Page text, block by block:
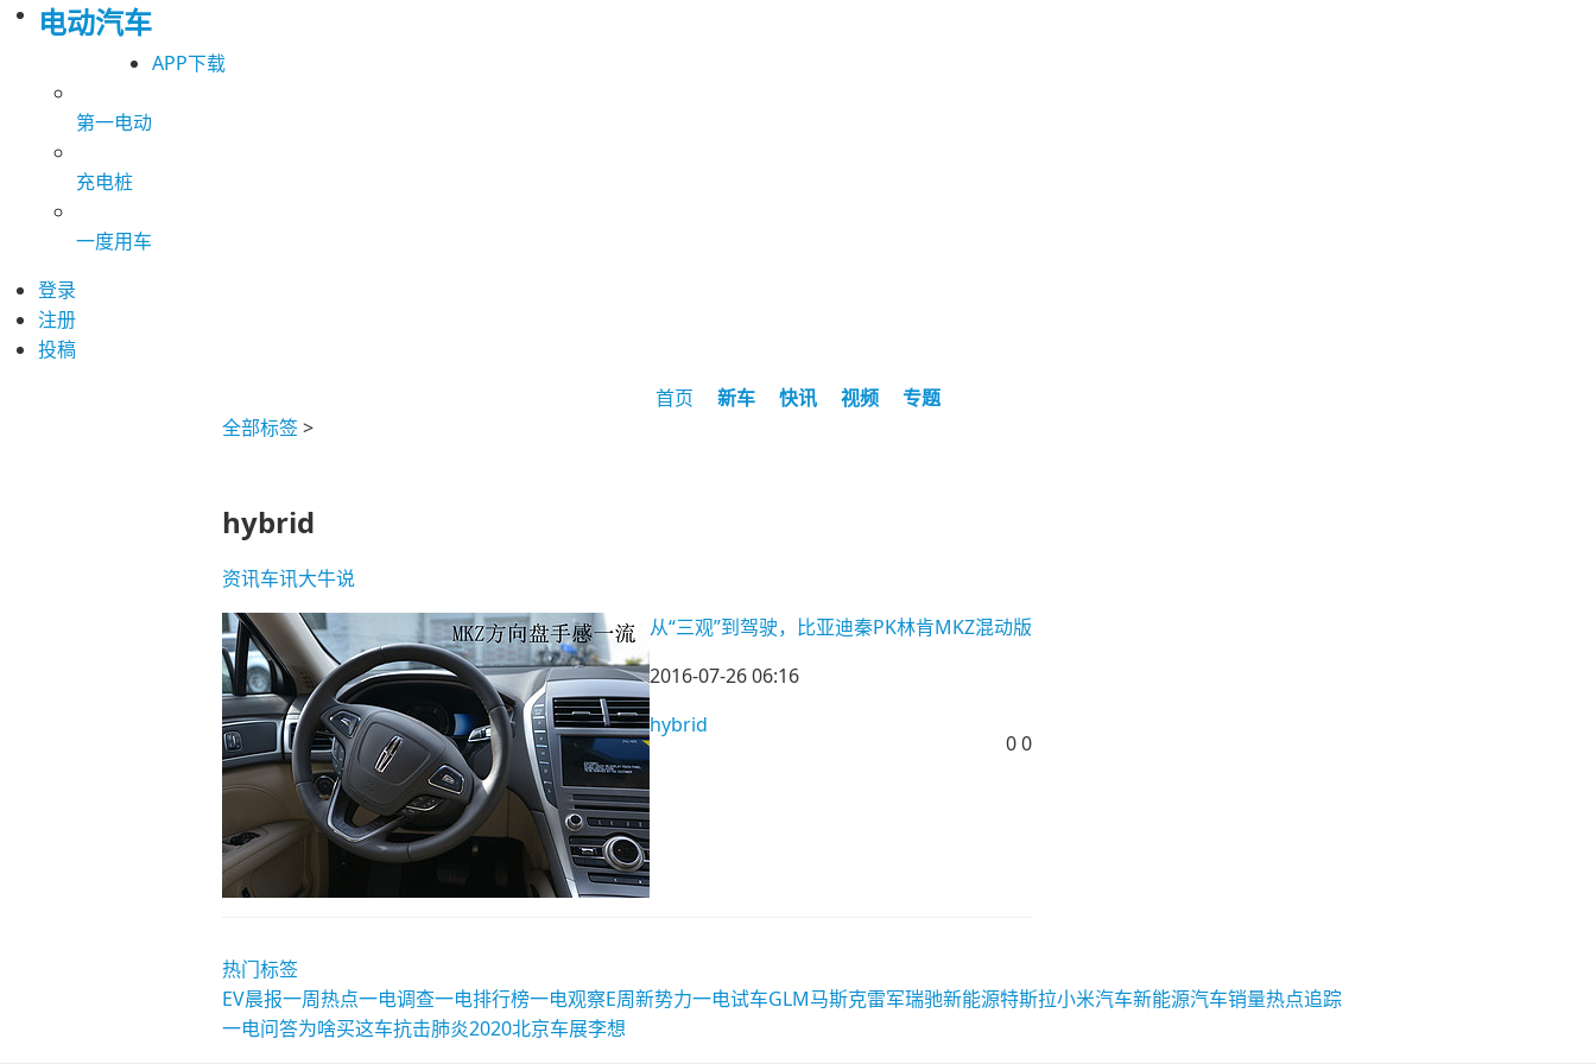
电动汽车
APP下载
第一电动
充电桩
一度用车
登录
注册
投稿
首页
新车 快讯 视频
专题
全部标签>
hybrid
资讯车讯大牛说
从“三观”到驾驶，比亚迪秦PK林肯MKZ混动版
2016-07-26 06:16
hybrid
00
热门标签
EV晨报一周热点一电调查一电排行榜一电观察E周新势力一电试车GLM马斯克雷军瑞驰新能源特斯拉小米汽车新能源汽车销量热点追踪
一电问答为啥买这车抗击肺炎2020北京车展李想